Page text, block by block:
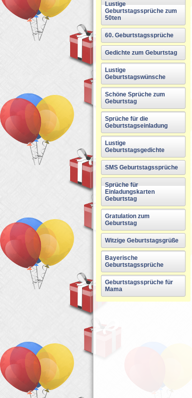
Lustige
Geburtstagssprüche zum
50ten
60. Geburtstagssprüche
Gedichte zum Geburtstag
Lustige
Geburtstagswünsche
Schöne Sprüche zum
Geburtstag
Sprüche für die
Geburtstagseinladung
Lustige
Geburtstagsgedichte
SMS Geburtstagssprüche
Sprüche für
Einladungskarten
Geburtstag
Gratulation zum
Geburtstag
Witzige Geburtstagsgrüße
Bayerische
Geburtstagssprüche
Geburtstagssprüche für
Mama